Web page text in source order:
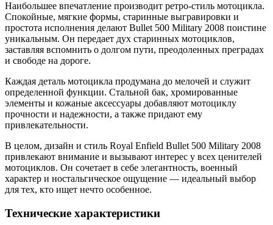
Наибольшее впечатление производит ретро-стиль мотоцикла.
Спокойные, мягкие формы, старинные выгравировки и
простота исполнения делают Bullet 500 Military 2008 поистине
уникальным. Он передает дух старинных мотоциклов,
заставляя вспомнить о долгом пути, преодоленных преградах
и свободе на дороге.
Каждая деталь мотоцикла продумана до мелочей и служит
определенной функции. Стальной бак, хромированные
элементы и кожаные аксессуары добавляют мотоциклу
прочности и надежности, а также придают ему
привлекательности.
В целом, дизайн и стиль Royal Enfield Bullet 500 Military 2008
привлекают внимание и вызывают интерес у всех ценителей
мотоциклов. Он сочетает в себе элегантность, военный
характер и ностальгическое ощущение — идеальный выбор
для тех, кто ищет нечто особенное.
Технические характеристики